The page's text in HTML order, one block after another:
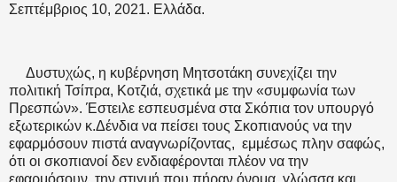
Σεπτέμβριος 10, 2021. Ελλάδα.
Δυστυχώς, η κυβέρνηση Μητσοτάκη συνεχίζει την
πολιτική Τσίπρα, Κοτζιά, σχετικά με την «συμφωνία των
Πρεσπών». Έστειλε εσπευσμένα στα Σκόπια τον υπουργό
εξωτερικών κ.Δένδια να πείσει τους Σκοπιανούς να την
εφαρμόσουν πιστά αναγνωρίζοντας, εμμέσως πλην σαφώς,
ότι οι σκοπιανοί δεν ενδιαφέρονται πλέον να την
εφαρμόσουν, την στιγμή που πήραν όνομα, γλώσσα και